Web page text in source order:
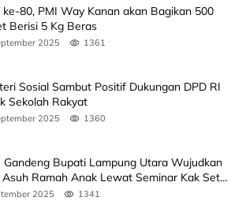
ke-80, PMI Way Kanan akan Bagikan 500
Berisi 5 Kg Beras
2025 1361
Sosial Sambut Positif Dukungan DPD RI
Sekolah Rakyat
2025 1360
Gandeng Bupati Lampung Utara Wujudkan
Asuh Ramah Anak Lewat Seminar Kak Seto,
2025 1341